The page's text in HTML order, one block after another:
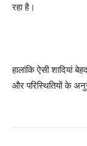
रहा है।
हालांकि ऐसी शादियां
और परिस्थितियों के